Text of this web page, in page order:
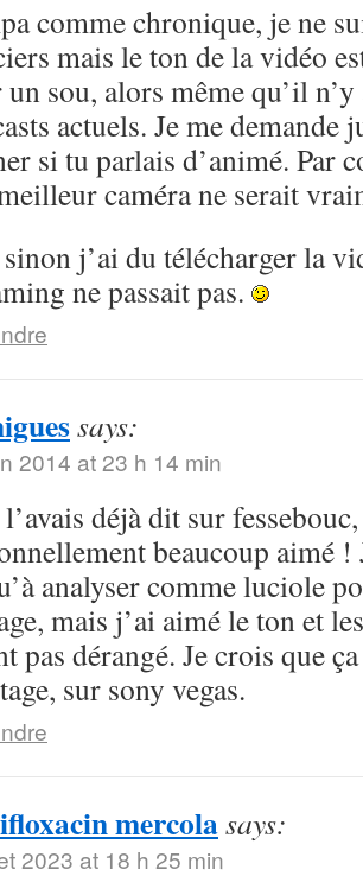
comme chronique, je ne
mais le ton de la vidéo
sou, alors même qu’il
actuels. Je me demande
si tu parlais d’animé. Par
caméra ne serait
j’ai du télécharger la
ne passait pas.
says:
2014 at 23 h 14 min
l’avais déjà dit sur
beaucoup aimé !
analyser comme luciole
mais j’ai aimé le ton et
pas dérangé. Je crois que
sur sony vegas.
mercolasays:
2023 at 18 h 25 min